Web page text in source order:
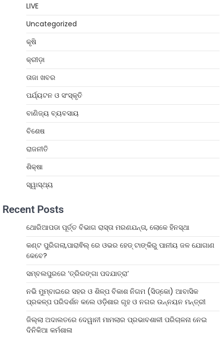
LIVE
Uncategorized
କୃଷି
କ୍ରୀଡ଼ା
ତାଜା ଖବର
ପର୍ଯ୍ୟଟନ ଓ ସଂସ୍କୃତି
ବାଣିଜ୍ୟ ବ୍ୟବସାୟ
ବିଶେଷ
ରାଜନୀତି
ଶିକ୍ଷା
ସ୍ୱାସ୍ଥ୍ୟ
Recent Posts
ଥୋରିଆପଡା ପୂର୍ତ୍ତ ବିଭାଗ ରାସ୍ତା ମରଣଯନ୍ତା, ଲୋକେ ହିନସ୍ଥା
କଣ୍ଟ ପୁରିଗଲା,ପାରାଵିଲ୍ ରେ ଓଭର ହେଡ୍ ଟାଙ୍କିରୁ ପାନୀୟ ଜଳ ଯୋଗାଣ
କେବେ?
ସମ୍ବଲପୁରରେ ‘ତ୍ରିରଙ୍ଗା ପଦଯାତ୍ରା’
ନଭି ମୁମ୍ବାଇରେ ସହର ଓ ଶିଳ୍ପ ବିକାଶ ନିଗମ (ସିଡ୍‌କୋ) ଆବାସିକ
ପ୍ରକଳ୍ପ ପରିଦର୍ଶନ କଲେ ଓଡ଼ିଶାର ଗୃହ ଓ ନଗର ଉନ୍ନୟନ ମନ୍ତ୍ରୀ
ଜିଲ୍ଲା ଅଦାଲତରେ ଦେୱାନୀ ମାମଲାର ପ୍ରଭାବଶାଳୀ ପରିଚାଳନା ନେଇ
ଦିନିକିଆ କର୍ମଶାଳା